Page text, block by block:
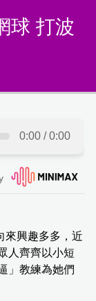
球 打波
來興趣多多，近
人齊齊以小短
」教練為她們